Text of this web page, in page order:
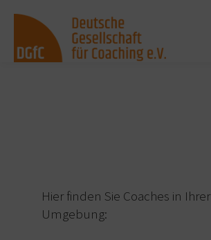
Hier finden Sie Coaches in Ihrer
Umgebung: